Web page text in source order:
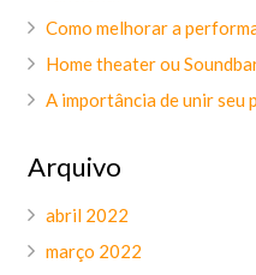
Como melhorar a
Home theater ou
A importância de unir
Arquivo
abril 2022
março 2022